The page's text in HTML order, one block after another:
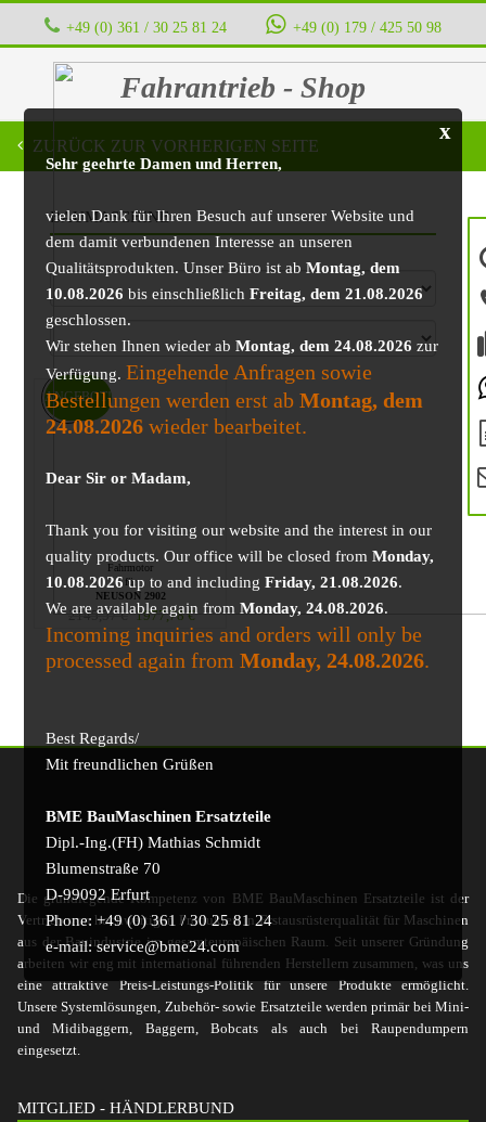
+49 (0) 361 / 30 25 81 24 ‭ ‭ ‭ ‭ +49 (0) 179 / 425 50 98
Fahrantrieb - Shop
x
Sehr geehrte Damen und Herren,
vielen Dank für Ihren Besuch auf unserer Website und
dem damit verbundenen Interesse an unseren
Qualitätsprodukten. Unser Büro ist abMontag, dem
10.08.2026 bis einschließlichFreitag, dem 21.08.2026
geschlossen.
Wir stehen Ihnen wieder abMontag, dem 24.08.2026 zur
Verfügung. Eingehende Anfragen sowie
Bestellungen werden erst abMontag, dem
24.08.2026 wieder bearbeitet.
Dear Sir or Madam,
Thank you for visiting our website and the interest in our
quality products. Our office will be closed fromMonday,
10.08.2026up to and includingFriday, 21.08.2026.
We are available again fromMonday, 24.08.2026.
Incoming inquiries and orders will only be
processed again fromMonday, 24.08.2026.
Best Regards/
Mit freundlichen Grüßen
BME BauMaschinen Ersatzteile
Dipl.-Ing.(FH) Mathias Schmidt
Blumenstraße 70
D-99092 Erfurt
Phone: +49 (0) 361 / 30 25 81 24
e-mail: service@bme24.com
ZURÜCK ZUR VORHERIGEN SEITE
BAUMASCHINE
Fahrmotor
für
NEUSON 2902
2145,57€ 1977,78€
ANGEBOT!
Die grundlegende Kompetenz von BME BauMaschinen Ersatzteile ist der
Vertrieb von hochwertigen Produkten in Erstausrüsterqualität für Maschinen
aus der Bauindustrie im gesamteuropäischen Raum. Seit unserer Gründung
arbeiten wir eng mit international führenden Herstellern zusammen, was uns
eine attraktive Preis-Leistungs-Politik für unsere Produkte ermöglicht.
Unsere Systemlösungen, Zubehör- sowie Ersatzteile werden primär bei Mini-
und Midibaggern, Baggern, Bobcats als auch bei Raupendumpern
eingesetzt.
MITGLIED - HÄNDLERBUND